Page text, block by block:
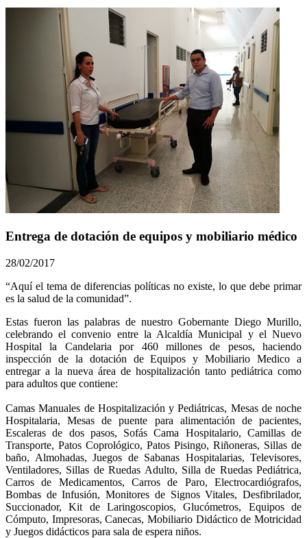
Entrega de dotación de equipos y mobiliario médico
28/02/2017
​​“Aquí el tema de diferencias políticas no existe, lo que debe primar
es la salud de la comunidad”.
Estas fueron las palabras de nuestro Gobernante Diego Murillo,
celebrando el convenio entre la Alcaldía Municipal y el Nuevo
Hospital la Candelaria por 460 millones de pesos, haciendo
inspección de la dotación de Equipos y Mobiliario Medico a
entregar a la nueva área de hospitalización tanto pediátrica como
para adultos que contiene:
Camas Manuales de Hospitalización y Pediátricas, Mesas de noche
Hospitalaria, Mesas de puente para alimentación de pacientes,
Escaleras de dos pasos, Sofás Cama Hospitalario, Camillas de
Transporte, Patos Coprológico, Patos Pisingo, Riñoneras, Sillas de
baño, Almohadas, Juegos de Sabanas Hospitalarias, Televisores,
Ventiladores, Sillas de Ruedas Adulto, Silla de Ruedas Pediátrica,
Carros de Medicamentos, Carros de Paro, Electrocardiógrafos,
Bombas de Infusión, Monitores de Signos Vitales, Desfibrilador,
Succionador, Kit de Laringoscopios, Glucómetros, Equipos de
Cómputo, Impresoras, Canecas, Mobiliario Didáctico de Motricidad
y Juegos didácticos para sala de espera niños.